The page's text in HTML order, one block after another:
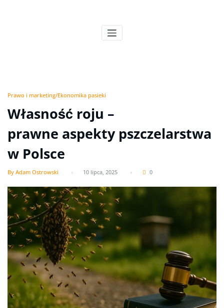
Prawo i marketing/Ekonomika pasieki
Własność roju –
prawne aspekty pszczelarstwa
w Polsce
By Adam Ostrowski 10 lipca, 2025 0